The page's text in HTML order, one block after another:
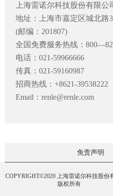
上海雷诺尔科技股份有限公
地址：上海市嘉定区城北路
(邮编：201807)
全国免费服务热线：
电话：021-59966666
传真：021-59160987
招商热线：+8621-39538222
Email：renle@renle.com
免责声明
COPYRIGHT©2020 上海雷诺尔科技股份
版权所有